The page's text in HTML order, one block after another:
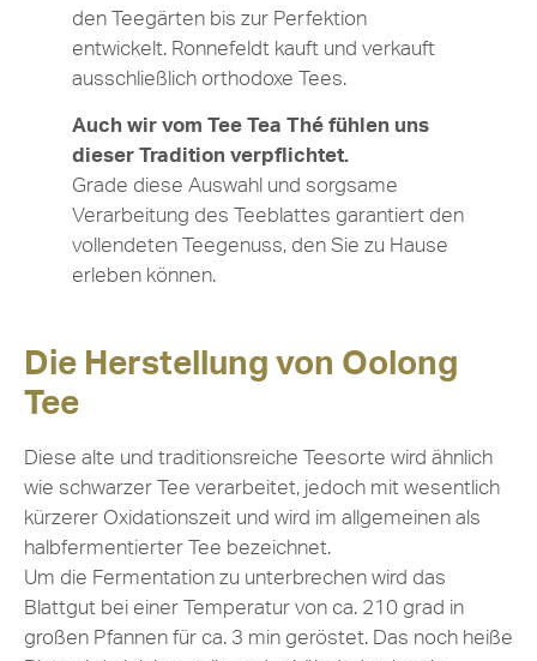
den Teegärten bis zur Perfektion
entwickelt. Ronnefeldt kauft und verkauft
ausschließlich orthodoxe Tees.
Auch wir vom Tee Tea Thé fühlen uns
dieser Tradition verpflichtet.
Grade diese Auswahl und sorgsame
Verarbeitung des Teeblattes garantiert den
vollendeten Teegenuss, den Sie zu Hause
erleben können.
Die Herstellung von Oolong
Tee
Diese alte und traditionsreiche Teesorte wird ähnlich
wie schwarzer Tee verarbeitet, jedoch mit wesentlich
kürzerer Oxidationszeit und wird im allgemeinen als
halbfermentierter Tee bezeichnet.
Um die Fermentation zu unterbrechen wird das
Blattgut bei einer Temperatur von ca. 210 grad in
großen Pfannen für ca. 3 min geröstet. Das noch heiße